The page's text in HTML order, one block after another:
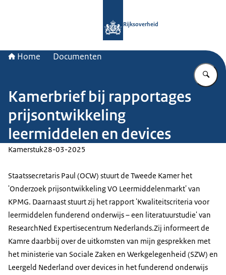
Rijksoverheid
Home Documenten
Kamerbrief bij rapportages
prijsontwikkeling
leermiddelen en devices
Kamerstuk28-03-2025
Staatssecretaris Paul (OCW) stuurt de Tweede Kamer het
'Onderzoek prijsontwikkeling VO Leermiddelenmarkt' van
KPMG. Daarnaast stuurt zij het rapport 'Kwaliteitscriteria voor
leermiddelen funderend onderwijs – een literatuurstudie' van
ResearchNed Expertisecentrum Nederlands.Zij informeert de
Kamre daarbbij over de uitkomsten van mijn gesprekken met
het ministerie van Sociale Zaken en Werkgelegenheid (SZW) en
Leergeld Nederland over devices in het funderend onderwijs